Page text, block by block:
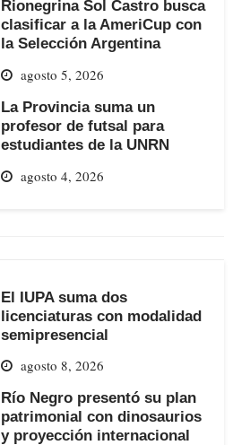
Rionegrina Sol Castro busca
clasificar a la AmeriCup con
la Selección Argentina
agosto 5, 2026
La Provincia suma un
profesor de futsal para
estudiantes de la UNRN
agosto 4, 2026
El IUPA suma dos
licenciaturas con modalidad
semipresencial
agosto 8, 2026
Río Negro presentó su plan
patrimonial con dinosaurios
y proyección internacional